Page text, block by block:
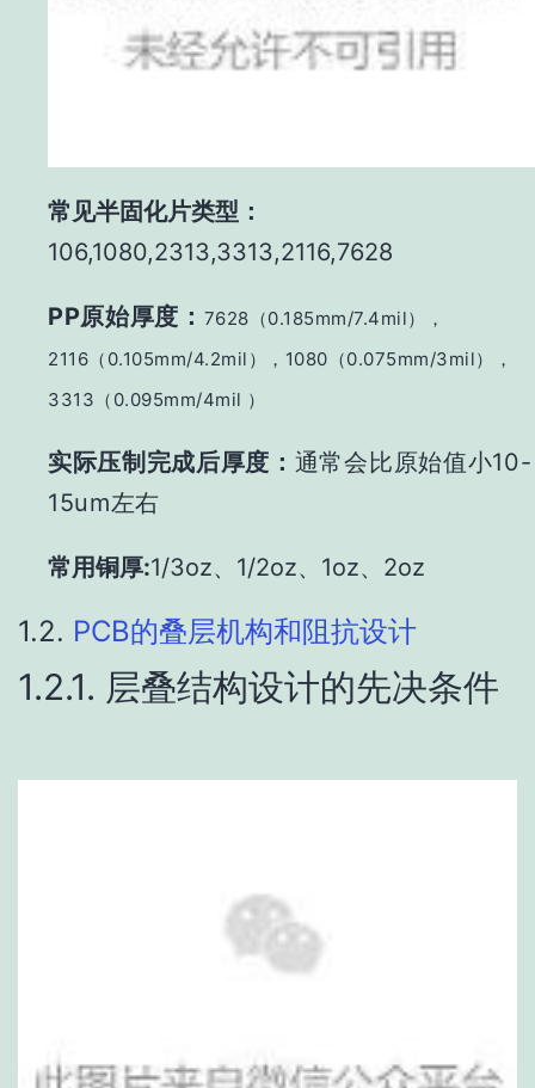
常见半固化片类型：
106,1080,2313,3313,2116,7628
PP原始厚度： 7628（0.185mm/7.4mil），
2116（0.105mm/4.2mil）， 1080（0.075mm/3mil），
3313（0.095mm/4mil ）
实际压制完成后厚度： 通常会比原始值小10-
15um左右
常用铜厚:1/3oz、1/2oz、1oz、2oz
1.2. PCB的叠层机构和阻抗设计
1.2.1. 层叠结构设计的先决条件